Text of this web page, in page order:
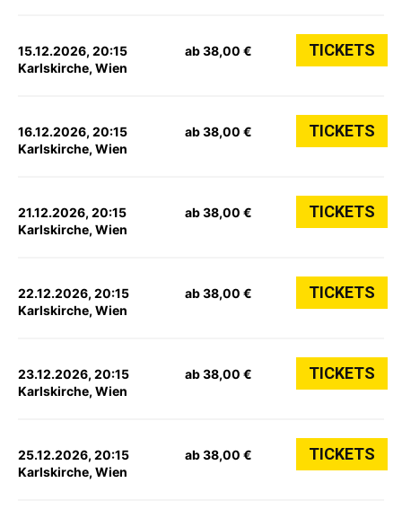
15.12.2026, 20:15
Karlskirche, Wien
ab 38,00 € TICKETS
16.12.2026, 20:15
Karlskirche, Wien
ab 38,00 € TICKETS
21.12.2026, 20:15
Karlskirche, Wien
ab 38,00 € TICKETS
22.12.2026, 20:15
Karlskirche, Wien
ab 38,00 € TICKETS
23.12.2026, 20:15
Karlskirche, Wien
ab 38,00 € TICKETS
25.12.2026, 20:15
Karlskirche, Wien
ab 38,00 € TICKETS